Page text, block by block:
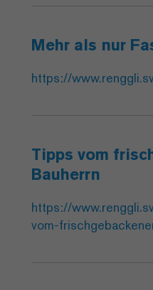
Mehr als nur
https://
Tipps vom
Bauherrn
https://
vom-